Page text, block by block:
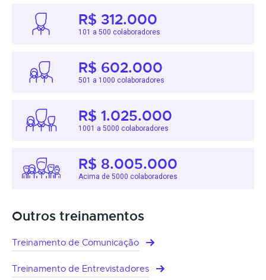
R$ 312.000
101 a 500 colaboradores
R$ 602.000
501 a 1000 colaboradores
R$ 1.025.000
1001 a 5000 colaboradores
R$ 8.005.000
Acima de 5000 colaboradores
Outros treinamentos
Treinamento de Comunicação
Treinamento de Entrevistadores